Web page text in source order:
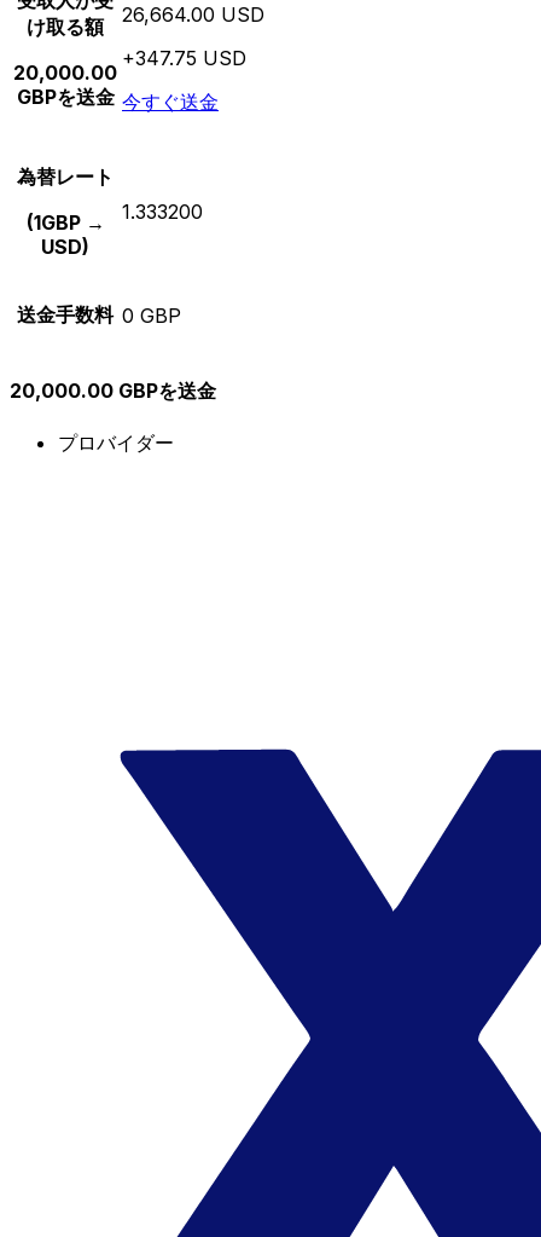
け取る額
20,000.00
GBPを送金
26,664.00 USD
+347.75 USD
今すぐ送金
為替レート
(1GBP →
USD)
1.333200
送金手数料 0 GBP
20,000.00 GBPを送金
プロバイダー